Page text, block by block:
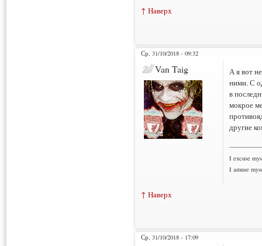
↑ Наверх
Ср, 31/10/2018 - 09:32
Van Taig
А я вот
ними. С
в
мокрое
другие
I excuse
I amuse
↑ Наверх
Ср, 31/10/2018 - 17:09